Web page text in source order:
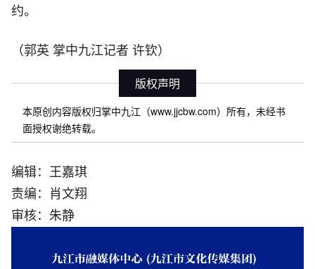
约。
（郭英 掌中九江记者 许钦）
版权声明
本原创内容版权归掌中九江（www.jjcbw.com）所有，未经书
面授权谢绝转载。
编辑：王嘉琪
责编：肖文翔
审核：朱静